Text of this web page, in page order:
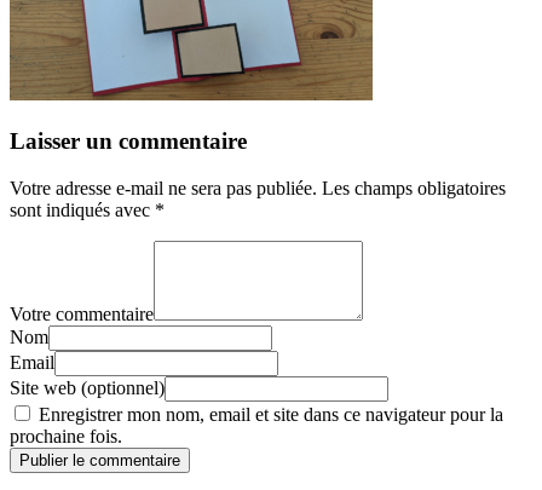
Laisser un commentaire
Votre adresse e-mail ne sera pas publiée. Les champs obligatoires
sont indiqués avec *
Votre commentaire
Nom
Email
Site web (optionnel)
Enregistrer mon nom, email et site dans ce navigateur pour la
prochaine fois.
Publier le commentaire